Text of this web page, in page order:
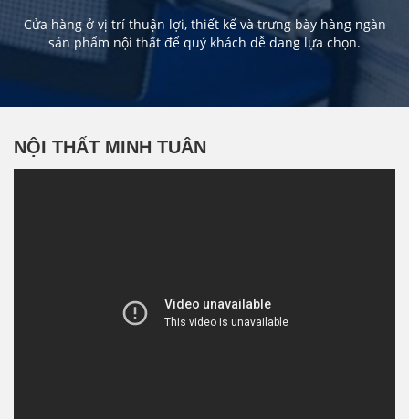
Cửa hàng ở vị trí thuận lợi, thiết kế và trưng bày hàng ngàn
sản phẩm nội thất để quý khách dễ dang lựa chọn.
NỘI THẤT MINH TUÂN